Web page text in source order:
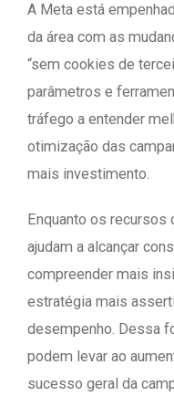
A Meta está
da área com as
“sem cookies de
parâmetros e
tráfego a entender
otimização das
mais investimento.
Enquanto os
ajudam a alcançar
compreender mais
estratégia mais
desempenho. Dessa
podem levar ao
sucesso geral da